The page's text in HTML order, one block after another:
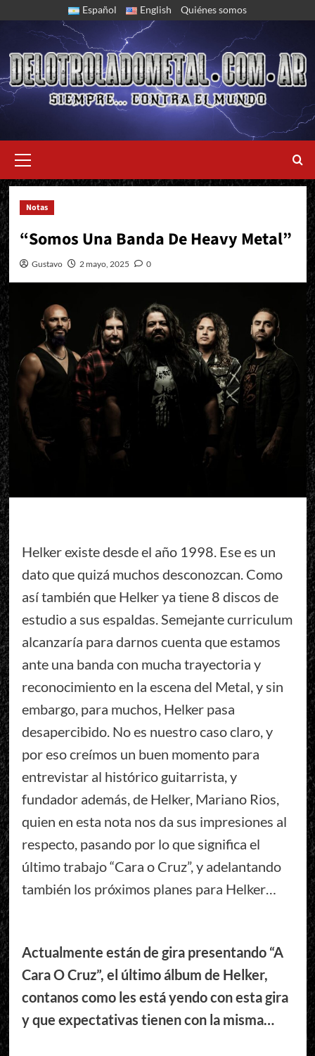
Español English Quiénes somos
Menu
Notas
“Somos Una Banda De Heavy Metal”
Gustavo 2 mayo, 2025 0
Helker existe desde el año 1998. Ese es un
dato que quizá muchos desconozcan. Como
así también que Helker ya tiene 8 discos de
estudio a sus espaldas. Semejante curriculum
alcanzaría para darnos cuenta que estamos
ante una banda con mucha trayectoria y
reconocimiento en la escena del Metal, y sin
embargo, para muchos, Helker pasa
desapercibido. No es nuestro caso claro, y
por eso creímos un buen momento para
entrevistar al histórico guitarrista, y
fundador además, de Helker, Mariano Rios,
quien en esta nota nos da sus impresiones al
respecto, pasando por lo que significa el
último trabajo “Cara o Cruz”, y adelantando
también los próximos planes para Helker…
Actualmente están de gira presentando “A
Cara O Cruz”, el último álbum de Helker,
contanos como les está yendo con esta gira
y que expectativas tienen con la misma…